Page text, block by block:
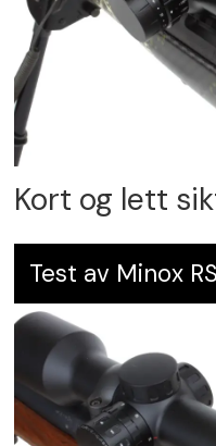
Kort og lett
Test av Minox